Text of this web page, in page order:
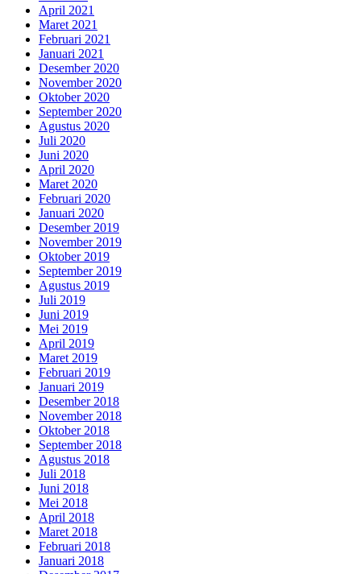
April 2021
Maret 2021
Februari 2021
Januari 2021
Desember 2020
November 2020
Oktober 2020
September 2020
Agustus 2020
Juli 2020
Juni 2020
April 2020
Maret 2020
Februari 2020
Januari 2020
Desember 2019
November 2019
Oktober 2019
September 2019
Agustus 2019
Juli 2019
Juni 2019
Mei 2019
April 2019
Maret 2019
Februari 2019
Januari 2019
Desember 2018
November 2018
Oktober 2018
September 2018
Agustus 2018
Juli 2018
Juni 2018
Mei 2018
April 2018
Maret 2018
Februari 2018
Januari 2018